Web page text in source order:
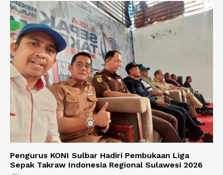
Pengurus KONI Sulbar Hadiri Pembukaan Liga
Sepak Takraw Indonesia Regional Sulawesi 2026